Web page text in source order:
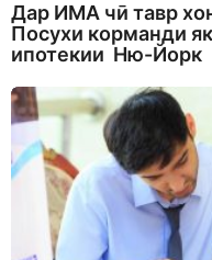
Дар ИМА чӣ тавр
Посухи корманди
ипотекии Ню-Йорк